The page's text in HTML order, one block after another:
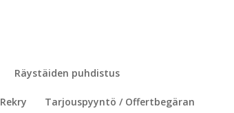
Räystäiden puhdistus
Rekry Tarjouspyyntö / Offertbegäran